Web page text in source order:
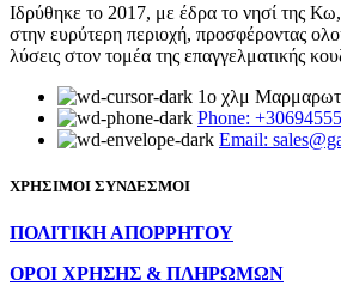
Ιδρύθηκε το 2017, με έδρα το νησί της Κω,
στην ευρύτερη περιοχή, προσφέροντας
λύσεις στον τομέα της επαγγελματικής
1ο χλμ
Phone:
Email:
ΧΡΗΣΙΜΟΙ ΣΥΝΔΕΣΜΟΙ
ΠΟΛΙΤΙΚΗ ΑΠΟΡΡΗΤΟΥ
ΟΡΟΙ ΧΡΗΣΗΣ & ΠΛΗΡΩΜΩΝ